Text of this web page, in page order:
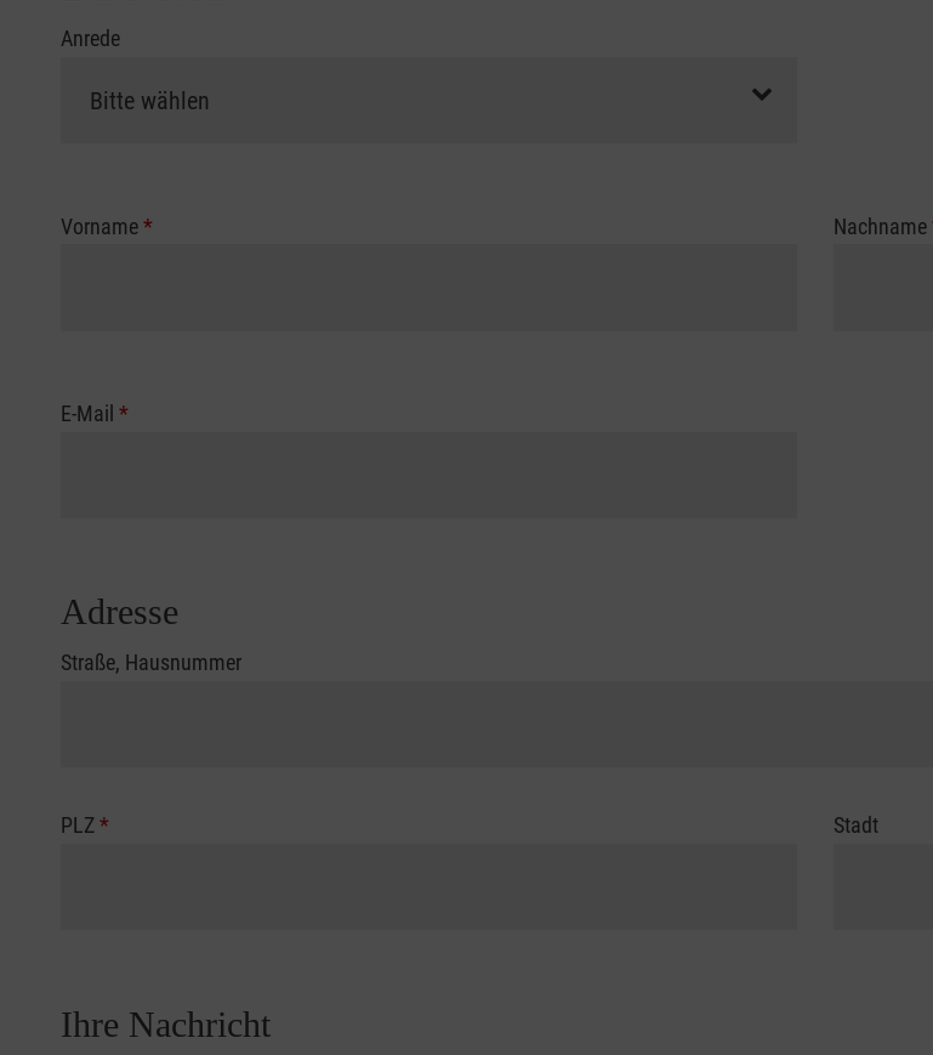
Anrede
Vorname* Nachname
E-Mail *
Adresse
Straße, Hausnummer
PLZ* Stadt
Ihre Nachricht